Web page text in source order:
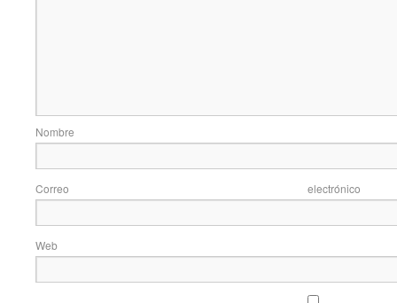
Correo
Web